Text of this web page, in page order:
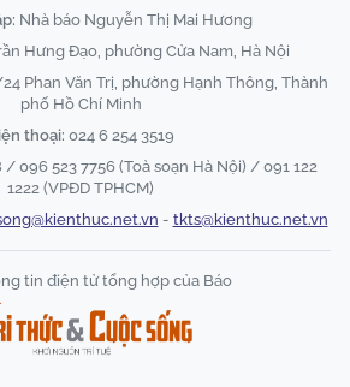
Nhà báo Nguyễn Thị Mai Hương
Hưng Đạo, phường Cửa Nam, Hà Nội
Phan Văn Trị, phường Hạnh Thông, Thành
phố Hồ Chí Minh
thoại: 024 6 254 3519
/ 096 523 7756 (Toà soạn Hà Nội) / 091 122
1222 (VPĐD TPHCM)
- tkts@kienthuc.net.vn
tin điện tử tổng hợp của Báo